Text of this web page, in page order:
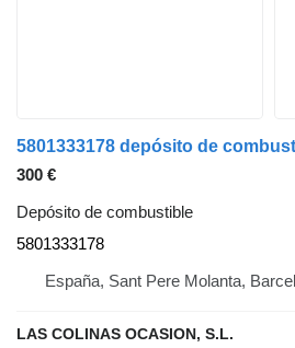
300 €
Depósito de combustible
5801333178
España, Sant Pere Molanta,
LAS COLINAS OCASION, S.L.